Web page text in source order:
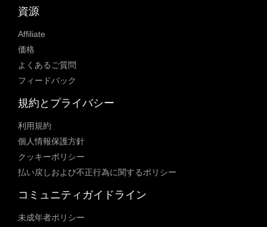
資源
Affiliate
価格
よくあるご質問
フィードバック
規約とプライバシー
利用規約
個人情報保護方針
クッキーポリシー
払い戻しおよび不正行為に関するポリシー
コミュニティガイドライン
未成年者ポリシー